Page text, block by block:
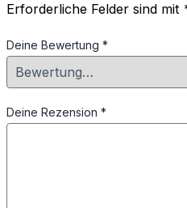
Erforderliche Felder sind mit
Deine Bewertung *
Deine Rezension *